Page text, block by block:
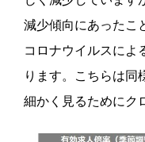
減少傾向にあったこ
コロナウイルスによ
ります。
こちらは同
細かく見るためにク